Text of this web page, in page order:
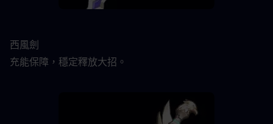
西風劍
充能保障，穩定釋放大招。